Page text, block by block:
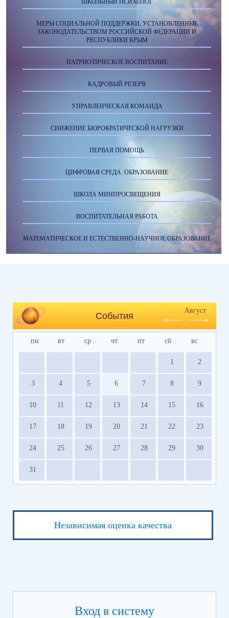
ШКОЛЬНЫЙ ПСИХОЛОГ
МЕРЫ СОЦИАЛЬНОЙ ПОДДЕРЖКИ, УСТАНОВЛЕННЫЕ
ЗАКОНОДАТЕЛЬСТВОМ РОССИЙСКОЙ ФЕДЕРАЦИИ И
РЕСПУБЛИКИ КРЫМ
ПАТРИОТИЧЕСКОЕ ВОСПИТАНИЕ
КАДРОВЫЙ РЕЗЕРВ
УПРАВЛЕНЧЕСКАЯ КОМАНДА
СНИЖЕНИЕ БЮРОКРАТИЧЕСКОЙ НАГРУЗКИ
ПЕРВАЯ ПОМОЩЬ
ЦИФРОВАЯ СРЕДА. ОБРАЗОВАНИЕ
ШКОЛА МИНПРОСВЕЩЕНИЯ
ВОСПИТАТЕЛЬНАЯ РАБОТА
МАТЕМАТИЧЕСКОЕ И ЕСТЕСТВЕННО-НАУЧНОЕ ОБРАЗОВАНИЕ
События
Август
пн вт ср чт пт сб вс
1 2
3 4 5 6 7 8 9
10 11 12 13 14 15 16
17 18 19 20 21 22 23
24 25 26 27 28 29 30
31
Независимая оценка качества
Вход в систему